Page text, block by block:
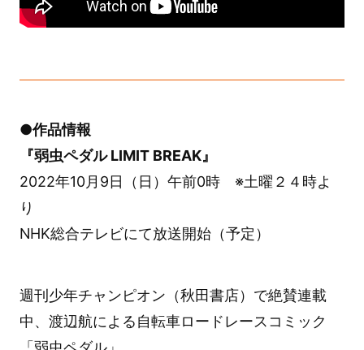
●作品情報
『弱虫ペダル LIMIT BREAK』
2022年10月9日（日）午前0時 ※土曜２４時よ
り
NHK総合テレビにて放送開始（予定）
週刊少年チャンピオン（秋田書店）で絶賛連載
中、渡辺航による自転車ロードレースコミック